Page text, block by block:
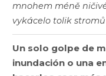
mnohem méně
vykácelo tolik
Un solo golpe de
inundación o una